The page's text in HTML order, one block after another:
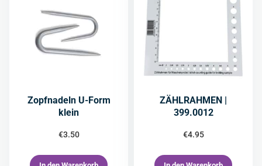
Zopfnadeln U-Form
klein
€3.50
ZÄHLRAHMEN |
399.0012
€4.95